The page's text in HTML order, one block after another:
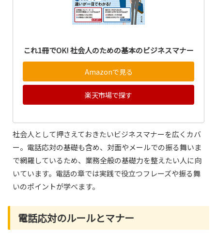
これ1冊でOK! 社会人のための基本のビジネスマナー
Amazonで見る
楽天市場で探す
社会人として押さえておきたいビジネスマナーを広くカバ
ー。電話応対の基礎も含め、対面やメールでの振る舞いま
で網羅しているため、業務全般の基礎力を整えたい人に向
いています。電話の章では実践で役立つフレーズや振る舞
いのポイントが学べます。
電話応対のルールとマナー